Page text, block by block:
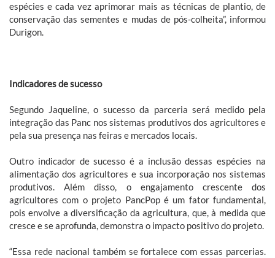
espécies e cada vez aprimorar mais as técnicas de plantio, de
conservação das sementes e mudas de pós-colheita”, informou
Durigon.
Indicadores de sucesso
Segundo Jaqueline, o sucesso da parceria será medido pela
integração das Panc nos sistemas produtivos dos agricultores e
pela sua presença nas feiras e mercados locais.
Outro indicador de sucesso é a inclusão dessas espécies na
alimentação dos agricultores e sua incorporação nos sistemas
produtivos. Além disso, o engajamento crescente dos
agricultores com o projeto PancPop é um fator fundamental,
pois envolve a diversificação da agricultura, que, à medida que
cresce e se aprofunda, demonstra o impacto positivo do projeto.
“Essa rede nacional também se fortalece com essas parcerias.